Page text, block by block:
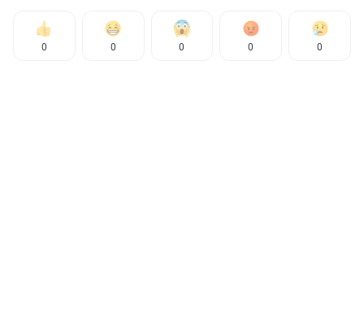
0 0 0 0 0